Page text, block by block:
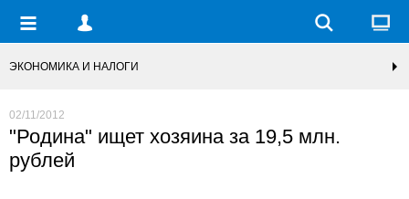
ЭКОНОМИКА И НАЛОГИ
02/11/2012
"Родина" ищет хозяина за 19,5 млн.
рублей